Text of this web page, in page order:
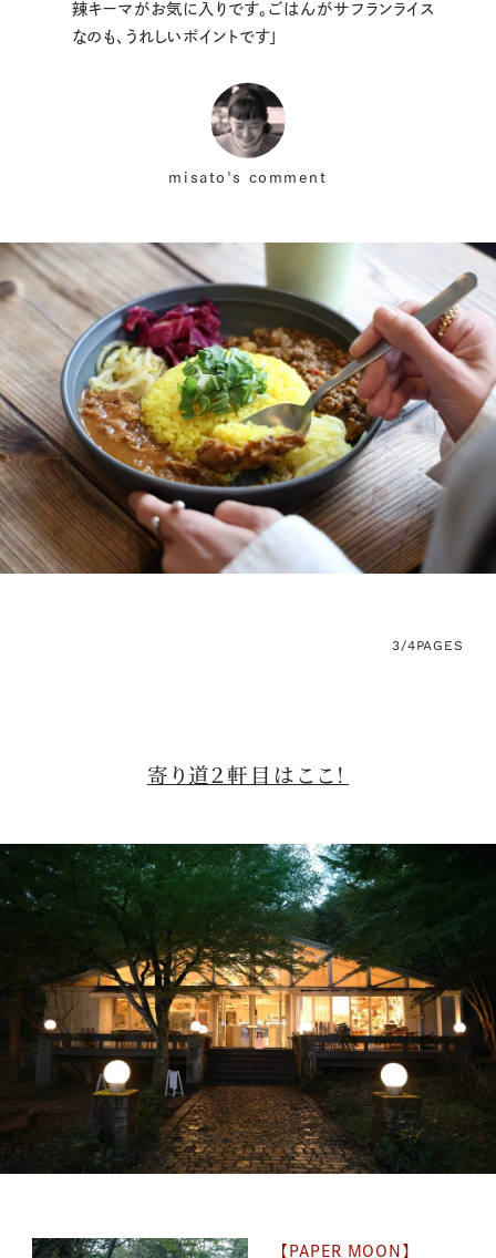
辣キーマがお気に入りです。ごはんがサフランライス
なのも、うれしいポイントです」
misato's comment
3/4PAGES
寄り道２軒目はここ！
【PAPER MOON】